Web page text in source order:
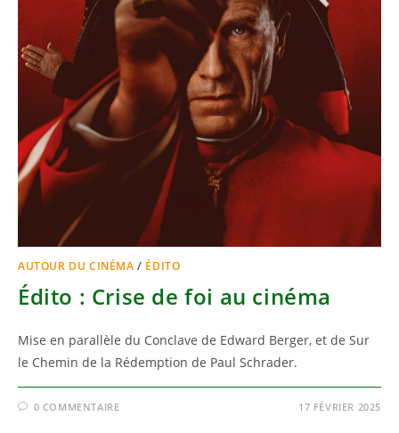
AUTOUR DU CINÉMA / ÉDITO
Édito : Crise de foi au cinéma
Mise en parallèle du Conclave de Edward Berger, et de Sur
le Chemin de la Rédemption de Paul Schrader.
0 COMMENTAIRE 17 FÉVRIER 2025